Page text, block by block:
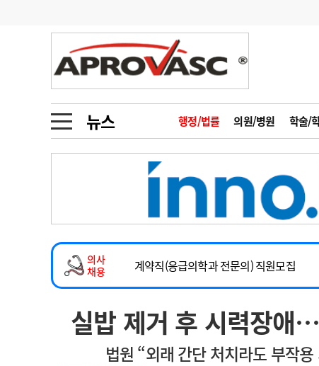
뉴스 행정/법률 의원/병원 학술/
금주의 검색어
1
의사인력 수급 추
3
AI의료
4
전공의 모집 결과
메디인포 인사
오피니언 칼럼
인물 초대석 피플
동영상뉴스
포토뉴스
메디 Hospital 지역병원 중소병원
인포메이션 행정처분 판례
고객센터 회사소개 법적고지
의사
채용
2026년 하반기 인턴 모집
마취통증의학과 임기제 임상의사 채용
계약직(응급의학과 전문의) 직원모집
하반기 전공의(레지던트1년차) 모집
2026년 하반기 인턴 모집
마취통증의학과 임기제 임상의사 채용
실밥 제거 후 시력장애
법원 “외래 간단 처치라도 부작